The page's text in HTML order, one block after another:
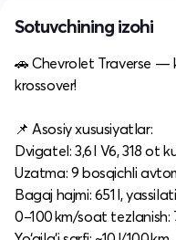
Sotuvchining izohi
🚗 Chevrolet Traverse —
krossover!
📌 Asosiy xususiyatlar:
Dvigatel: 3,6 l V6, 318 ot
Uzatma: 9 bosqichli
Bagaj hajmi: 651 l,
0–100 km/soat tezlanish: